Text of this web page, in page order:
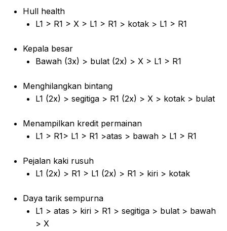
Hull health
L1 > R1 > X > L1 > R1 > kotak > L1 > R1
Kepala besar
Bawah (3x) > bulat (2x) > X > L1 > R1
Menghilangkan bintang
L1 (2x) > segitiga > R1 (2x) > X > kotak > bulat
Menampilkan kredit permainan
L1 > R1> L1 > R1 >atas > bawah > L1 > R1
Pejalan kaki rusuh
L1 (2x) > R1 > L1 (2x) > R1 > kiri > kotak
Daya tarik sempurna
L1 > atas > kiri > R1 > segitiga > bulat > bawah
> X